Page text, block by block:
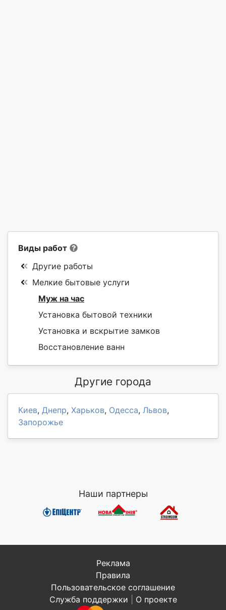
Виды работ
Другие работы
Мелкие бытовые услуги
Муж на час
Установка бытовой техники
Установка и вскрытие замков
Восстановление ванн
Другие города
Киев, Днепр, Харьков, Одесса, Львов,
Запорожье
Наши партнеры
Реклама
Правила
Пользовательское соглашение
Служба поддержки
О проекте